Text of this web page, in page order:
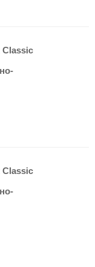
Classic
Classic